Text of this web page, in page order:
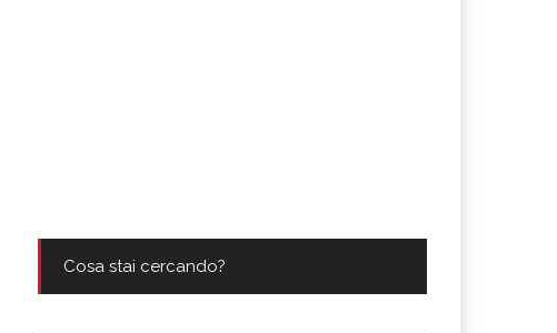
Cosa stai cercando?